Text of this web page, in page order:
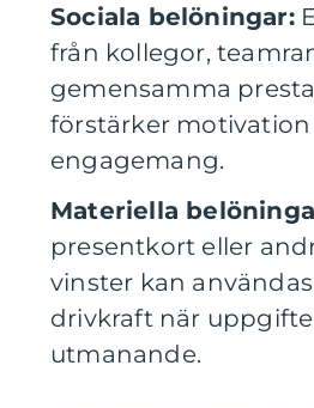
Sociala belöningar:
från kollegor,
gemensamma
förstärker
engagemang.
Materiella
presentkort eller
vinster kan
drivkraft när
utmanande.